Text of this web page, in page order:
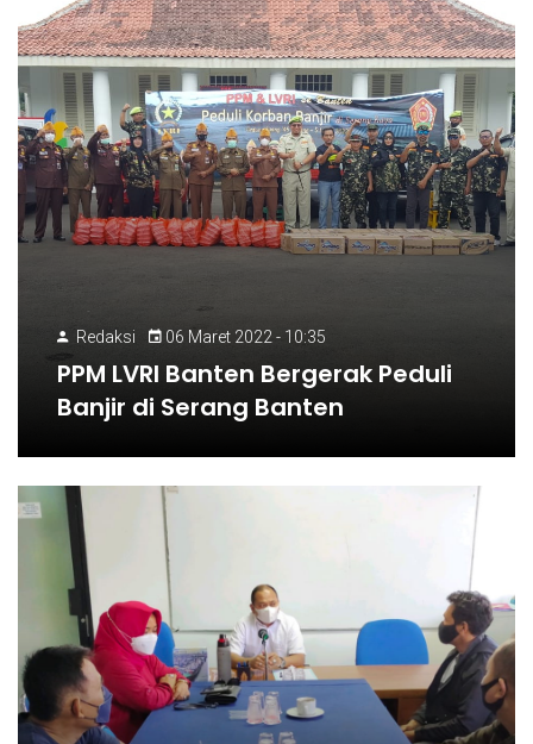
Redaksi 06 Maret 2022 - 10:35
PPM LVRI Banten Bergerak Peduli
Banjir di Serang Banten